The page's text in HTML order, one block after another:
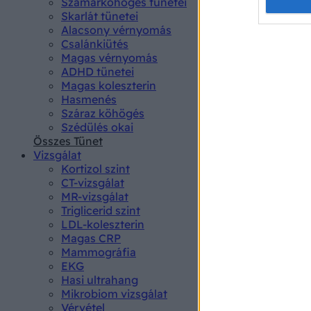
Skarlát tünetei
Alacsony vérnyomás
Csalánkiütés
Magas vérnyomás
ADHD tünetei
Magas koleszterin
Hasmenés
Száraz köhögés
Szédülés okai
Összes Tünet
Vizsgálat
Kortizol szint
CT-vizsgálat
MR-vizsgálat
Triglicerid szint
LDL-koleszterin
Magas CRP
Mammográfia
EKG
Hasi ultrahang
Mikrobiom vizsgálat
Vérvétel